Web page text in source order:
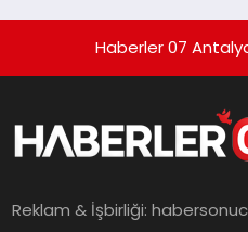
MAGAZIN
Haberler 07
Reklam & İşbirliği: